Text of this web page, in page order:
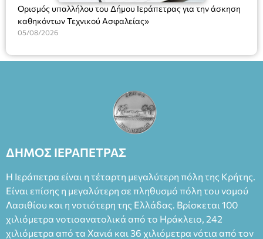
Ορισμός υπαλλήλου του Δήμου Ιεράπετρας για την άσκηση
καθηκόντων Τεχνικού Ασφαλείας»
05/08/2026
ΔΗΜΟΣ ΙΕΡΑΠΕΤΡΑΣ
Η Ιεράπετρα είναι η τέταρτη μεγαλύτερη πόλη της Κρήτης.
Είναι επίσης η μεγαλύτερη σε πληθυσμό πόλη του νομού
Λασιθίου και η νοτιότερη της Ελλάδας. Βρίσκεται 100
χιλιόμετρα νοτιοανατολικά από το Ηράκλειο, 242
χιλιόμετρα από τα Χανιά και 36 χιλιόμετρα νότια από τον